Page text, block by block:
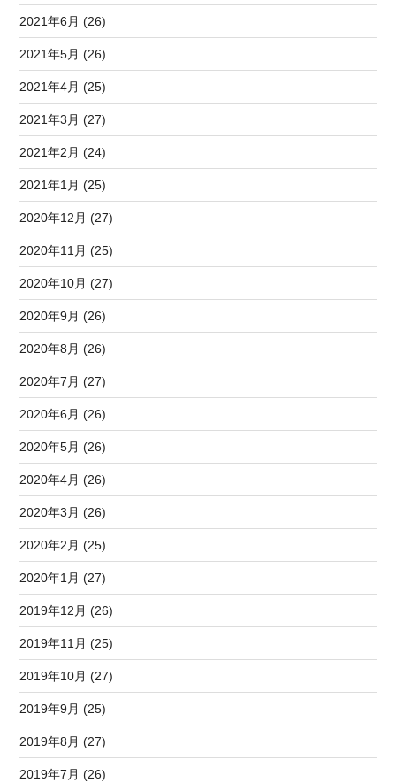
2021年6月 (26)
2021年5月 (26)
2021年4月 (25)
2021年3月 (27)
2021年2月 (24)
2021年1月 (25)
2020年12月 (27)
2020年11月 (25)
2020年10月 (27)
2020年9月 (26)
2020年8月 (26)
2020年7月 (27)
2020年6月 (26)
2020年5月 (26)
2020年4月 (26)
2020年3月 (26)
2020年2月 (25)
2020年1月 (27)
2019年12月 (26)
2019年11月 (25)
2019年10月 (27)
2019年9月 (25)
2019年8月 (27)
2019年7月 (26)